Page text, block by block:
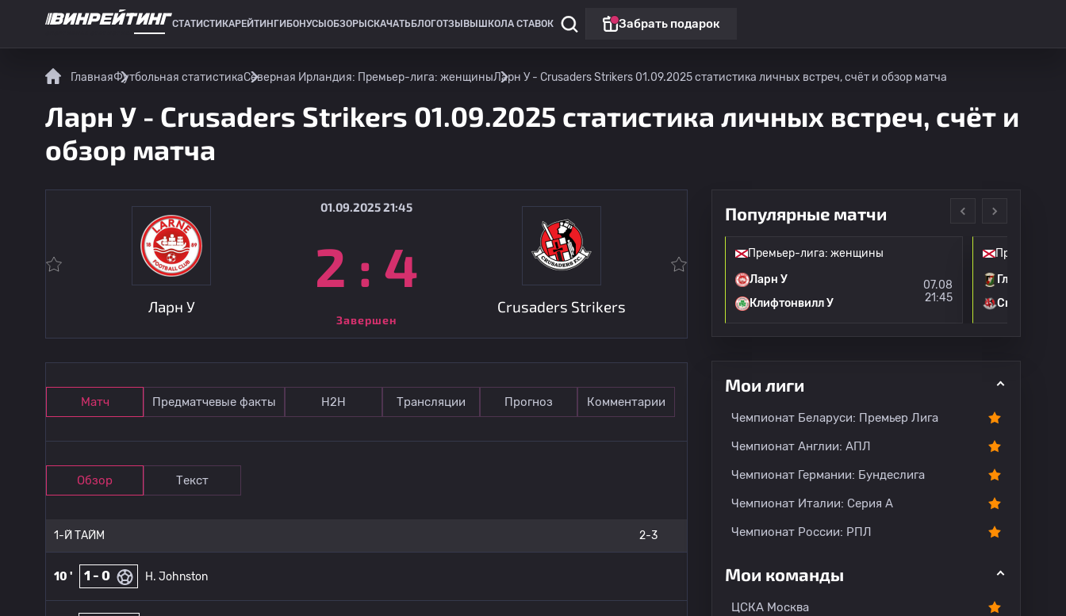
СТАТИСТИКАРЕЙТИНГИ БОНУСЫ ОБЗОРЫ СКАЧАТЬ БЛОГОТЗЫВЫ ШКОЛА СТАВОК Забрать подарок
ГлавнаяФутбольная статистикаСеверная Ирландия: Премьер-лига: женщиныЛарн У - Crusaders Strikers 01.09.2025 статистика личных встреч, счёт и обзор матча
Ларн У - Crusaders Strikers 01.09.2025 статистика личных встреч, счёт и
обзор матча
Ларн У
01.09.2025 21:45
2 : 4
Завершен
Crusaders Strikers
Матч Предматчевые факты Н2Н Трансляции Прогноз Комментарии
Обзор Текст
1-Й ТАЙМ 2-3
10 ' 1 - 0 H. Johnston
Популярные матчи
Премьер-лига: женщины
Crusaders Strikers
Премьер-лига: женщины
Ларн У
Клифтонвилл У
07.08
21:45
Премьер-
Гленторан У
Crusaders
Мои лиги
Чемпионат Беларуси: Премьер Лига
Чемпионат Англии: АПЛ
Чемпионат Германии: Бундеслига
Чемпионат Италии: Серия А
Чемпионат России: РПЛ
Мои команды
ЦСКА Москва